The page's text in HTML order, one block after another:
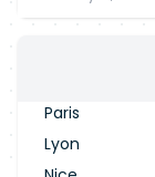
Paris
Lyon